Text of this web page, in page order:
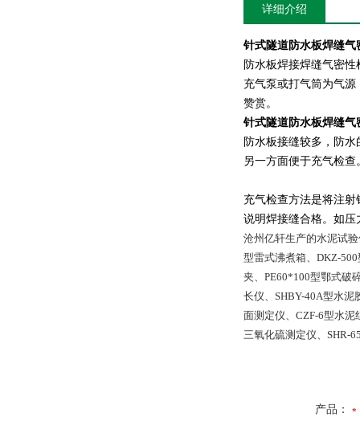
详细介绍
针式隧道防水板焊缝
防水板焊接焊缝气密
充气泵或打气筒为气
赞赏。
针式隧道防水板焊缝
防水板接缝较多，防
另一方面便于充气检查
充气检查方法是将注射
说明焊接缝合格。如
沧州亿轩生产的水泥试
型雷式沸煮箱、DKZ-
夹、PE60*100型鄂式破
长仪、SHBY-40A型水
面测定仪、CZF-6型水
三氧化硫测定仪、SHR-
产品：